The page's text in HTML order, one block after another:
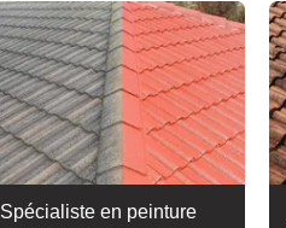
Spécialiste en peinture